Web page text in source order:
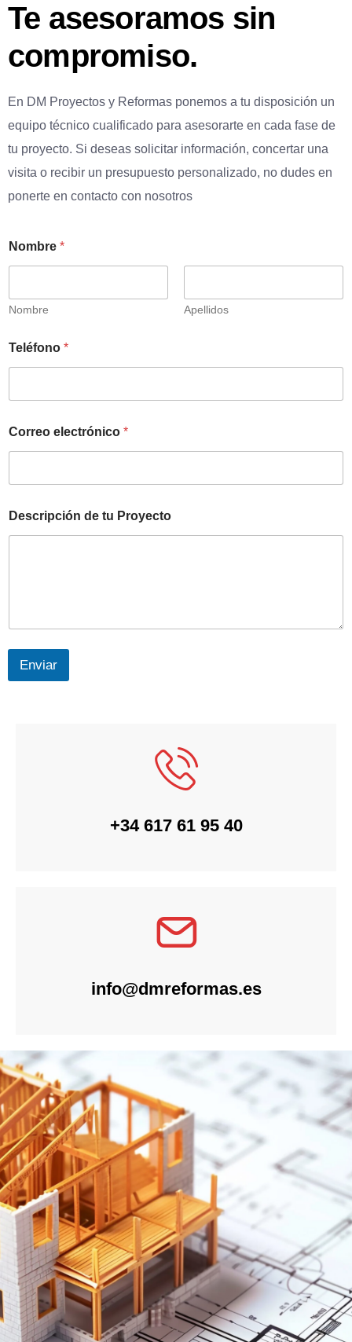
Te asesoramos sin
compromiso.
En DM Proyectos y Reformas ponemos a tu disposición un
equipo técnico cualificado para asesorarte en cada fase de
tu proyecto. Si deseas solicitar información, concertar una
visita o recibir un presupuesto personalizado, no dudes en
ponerte en contacto con nosotros
Nombre *
Nombre Apellidos
Teléfono *
e
d
e
c
t
o
Correo electrónico *
Descripción de tu Proyecto
Enviar
+34 617 61 95 40
info@dmreformas.es